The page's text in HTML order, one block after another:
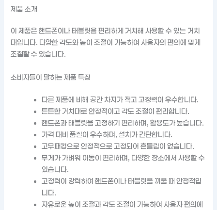
제품 소개
이 제품은 핸드폰이나 태블릿을 편리하게 거치해 사용할 수 있는 거치
대입니다. 다양한 각도와 높이 조절이 가능하여 사용자의 편의에 맞게
조절할 수 있습니다.
소비자들이 말하는 제품 특징
다른 제품에 비해 공간 차지가 적고 고정력이 우수합니다.
튼튼한 거치대로 안정적이고 각도 조절이 편리합니다.
핸드폰과 태블릿을 고정하기 편리하며, 활용도가 높습니다.
가격 대비 품질이 우수하며, 설치가 간단합니다.
고무패킹으로 안정적으로 고정되어 흔들림이 없습니다.
무게가 가벼워 이동이 편리하며, 다양한 장소에서 사용할 수
있습니다.
고정력이 강력하여 핸드폰이나 태블릿을 끼울 때 안정적입
니다.
자유로운 높이 조절과 각도 조절이 가능하여 사용자 편의에